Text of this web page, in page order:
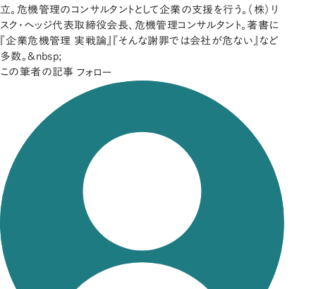
立。危機管理のコンサルタントとして企業の支援を行う。（株）リ
スク・ヘッジ代表取締役会長、危機管理コンサルタント。著書に
『企業危機管理 実戦論』『そんな謝罪では会社が危ない』など
多数。&nbsp;
この筆者の記事 フォロー